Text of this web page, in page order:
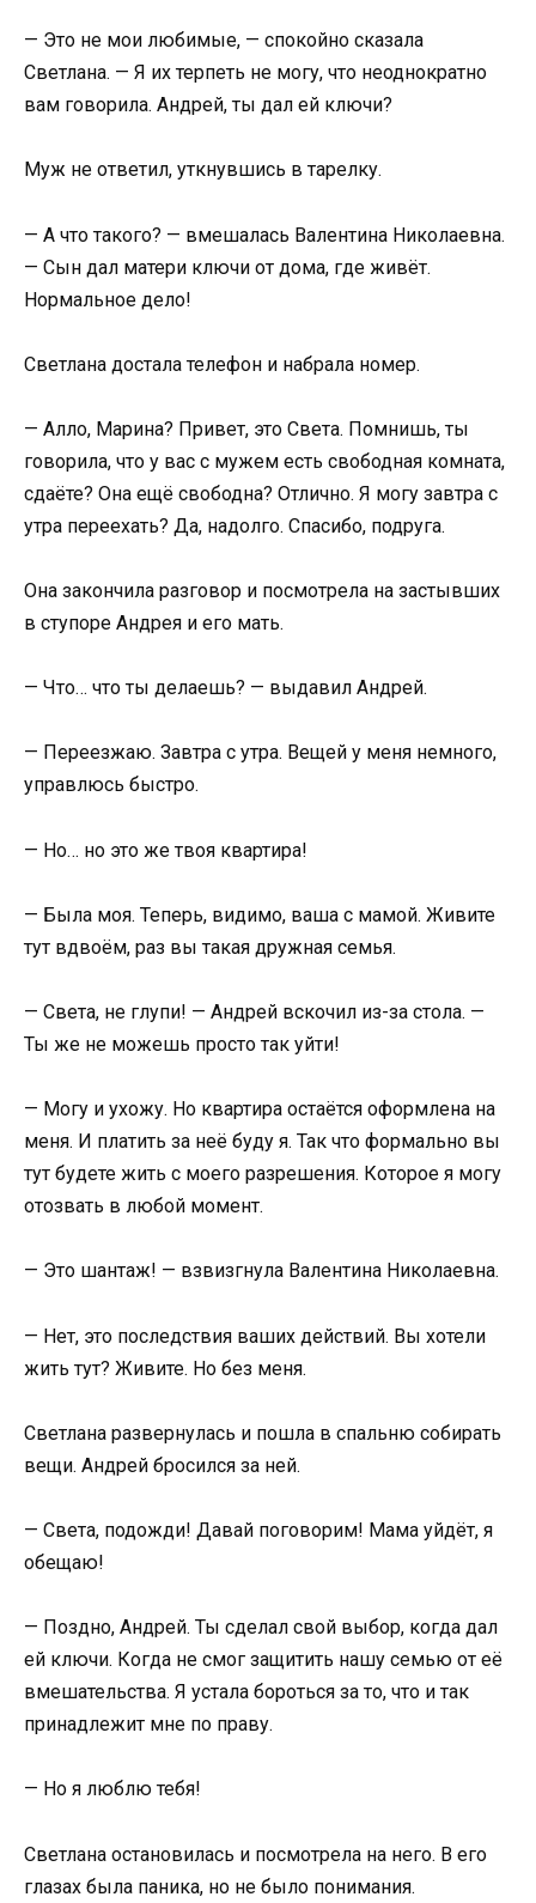
— Это не мои любимые, — спокойно сказала
Светлана. — Я их терпеть не могу, что неоднократно
вам говорила. Андрей, ты дал ей ключи?
Муж не ответил, уткнувшись в тарелку.
— А что такого? — вмешалась Валентина Николаевна.
— Сын дал матери ключи от дома, где живёт.
Нормальное дело!
Светлана достала телефон и набрала номер.
— Алло, Марина? Привет, это Света. Помнишь, ты
говорила, что у вас с мужем есть свободная комната,
сдаёте? Она ещё свободна? Отлично. Я могу завтра с
утра переехать? Да, надолго. Спасибо, подруга.
Она закончила разговор и посмотрела на застывших
в ступоре Андрея и его мать.
— Что… что ты делаешь? — выдавил Андрей.
— Переезжаю. Завтра с утра. Вещей у меня немного,
управлюсь быстро.
— Но… но это же твоя квартира!
— Была моя. Теперь, видимо, ваша с мамой. Живите
тут вдвоём, раз вы такая дружная семья.
— Света, не глупи! — Андрей вскочил из-за стола. —
Ты же не можешь просто так уйти!
— Могу и ухожу. Но квартира остаётся оформлена на
меня. И платить за неё буду я. Так что формально вы
тут будете жить с моего разрешения. Которое я могу
отозвать в любой момент.
— Это шантаж! — взвизгнула Валентина Николаевна.
— Нет, это последствия ваших действий. Вы хотели
жить тут? Живите. Но без меня.
Светлана развернулась и пошла в спальню собирать
вещи. Андрей бросился за ней.
— Света, подожди! Давай поговорим! Мама уйдёт, я
обещаю!
— Поздно, Андрей. Ты сделал свой выбор, когда дал
ей ключи. Когда не смог защитить нашу семью от её
вмешательства. Я устала бороться за то, что и так
принадлежит мне по праву.
— Но я люблю тебя!
Светлана остановилась и посмотрела на него. В его
глазах была паника, но не было понимания.